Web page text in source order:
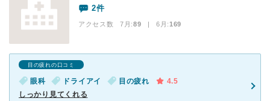
2件
アクセス数 7月:89 | 6月:169
目の疲れの口コミ
眼科 ドライアイ 目の疲れ
4.5
しっかり見てくれる